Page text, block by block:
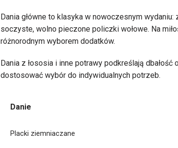
Dania główne to klasyka w nowoczesnym
soczyste, wolno pieczone policzki wołowe. Na
różnorodnym wyborem dodatków.
Dania z łososia i inne potrawy podkreślają
dostosować wybór do indywidualnych potrzeb.
Danie
Placki ziemniaczane